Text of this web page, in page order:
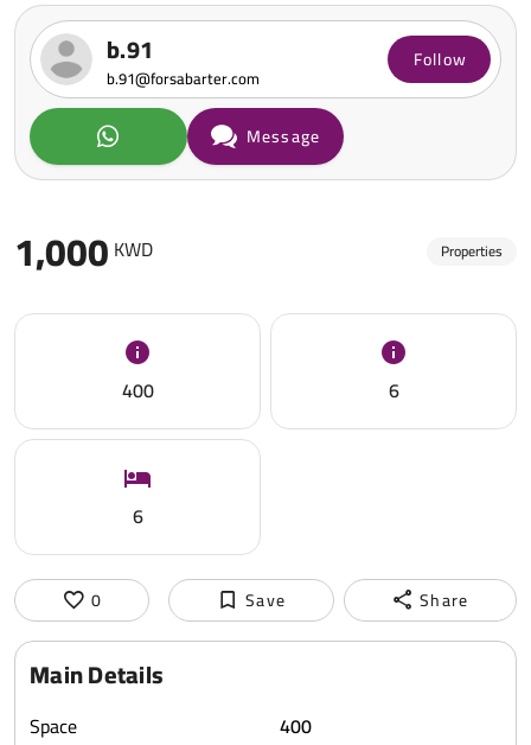
1,000 KWD Properties
400 6
6
0 Save Share
Main Details
Space
400
b.91
b.91@forsabarter.com
Follow
Message